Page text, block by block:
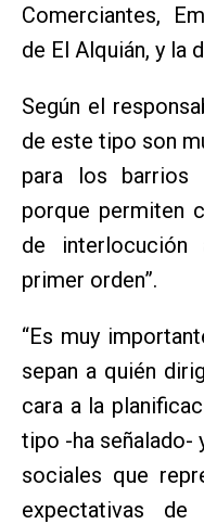
Comerciantes,
de El Alquián, y la
Según el
de este tipo son
para los barrios
porque permiten
de interlocución
primer orden”.
“Es muy
sepan a quién
cara a la
tipo -ha señalado-
sociales que
expectativas de